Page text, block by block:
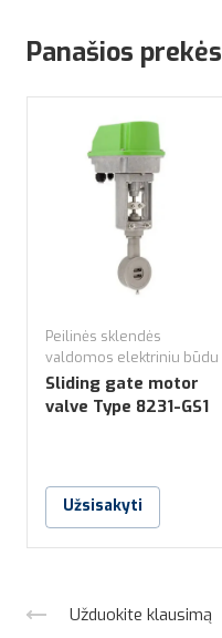
Panašios prekės
Peilinės sklendės
valdomos elektriniu būdu
Sliding gate motor
valve Type 8231-GS1
Užsisakyti
Užduokite klausimą